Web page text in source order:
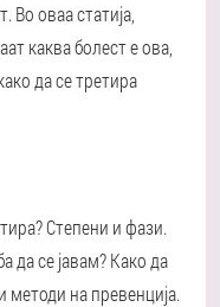
Во оваа статија,
каква болест е ова,
да се третира
Степени и фази.
да се јавам? Како да
на превенција.